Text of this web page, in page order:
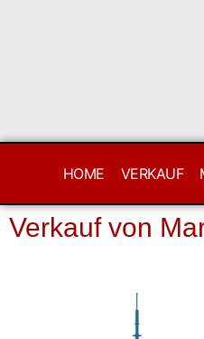
HOME VERKAUF
Verkauf von